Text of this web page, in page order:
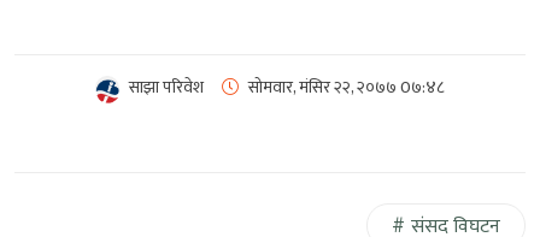
साझा परिवेश सोमवार, मंसिर २२, २०७७0७:४८
संसद विघटन